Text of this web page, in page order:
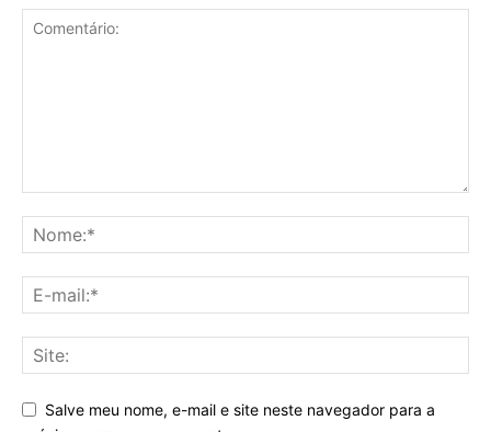
Salve meu nome, e-mail e site neste navegador para a